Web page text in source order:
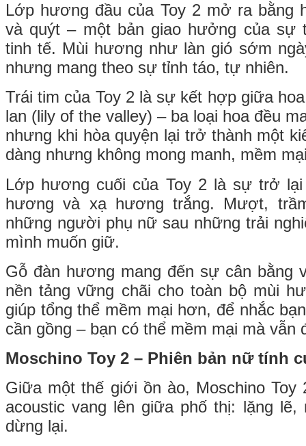
Lớp hương đầu của Toy 2 mở ra bằng
và quýt – một bản giao hưởng của sự
tinh tế. Mùi hương như làn gió sớm
nhưng mang theo sự tỉnh táo, tự nhiên.
Trái tim của Toy 2 là sự kết hợp giữa
lan (lily of the valley) – ba loại hoa đều
nhưng khi hòa quyện lại trở thành một
dàng nhưng không mong manh, mềm
Lớp hương cuối của Toy 2 là sự trở
hương và xạ hương trắng. Mượt,
những người phụ nữ sau những trải
mình muốn giữ.
Gỗ đàn hương mang đến sự cân bằng
nền tảng vững chãi cho toàn bộ mùi
giúp tổng thể mềm mại hơn, để nhắc
cần gồng – bạn có thể mềm mại mà vẫn
Moschino Toy 2 – Phiên bản nữ tính
Giữa một thế giới ồn ào, Moschino Toy
acoustic vang lên giữa phố thị: lặng
dừng lại.